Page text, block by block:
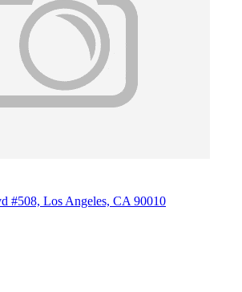
#508, Los Angeles, CA 90010